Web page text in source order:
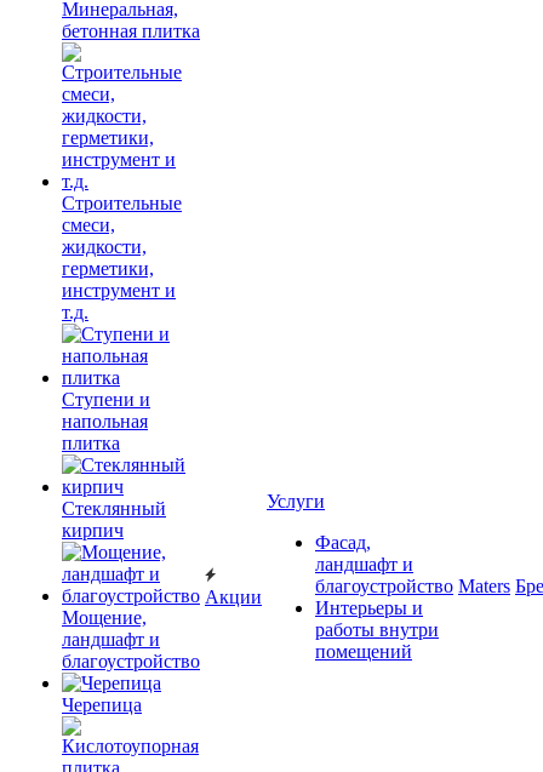
Минеральная,
бетонная плитка
Строительные
смеси,
жидкости,
герметики,
инструмент и
т.д.
Ступени и
напольная
плитка
Cтеклянный
кирпич
Мощение,
ландшафт и
благоустройство
Черепица
Акции
Услуги
Фасад,
ландшафт и
благоустройство
Интерьеры и
работы внутри
помещений
Maters